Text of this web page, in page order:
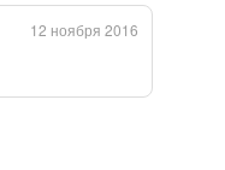
12 ноября 2016